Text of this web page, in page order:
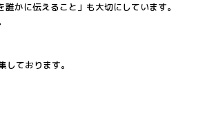
かに伝えること」も大切にしています。
ております。